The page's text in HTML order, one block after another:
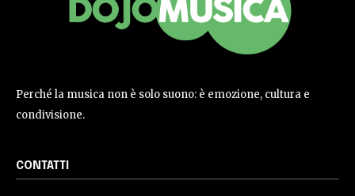
Perché la musica non è solo suono: è emozione, cultura e
condivisione.
CONTATTI